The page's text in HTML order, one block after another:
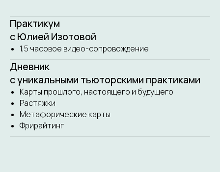
Практикум
с Юлией Изотовой
1,5 часовое видео-сопровождение
Дневник
с уникальными тьюторскими практиками
Карты прошлого, настоящего и будущего
Растяжки
Метафорические карты
Фрирайтинг